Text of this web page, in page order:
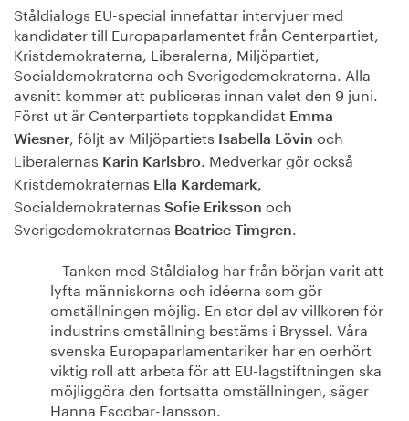
Ståldialogs EU-special innefattar intervjuer med
kandidater till Europaparlamentet från Centerpartiet,
Kristdemokraterna, Liberalerna, Miljöpartiet,
Socialdemokraterna och Sverigedemokraterna. Alla
avsnitt kommer att publiceras innan valet den 9 juni.
Först ut är Centerpartiets toppkandidat Emma
Wiesner, följt av Miljöpartiets Isabella Lövin och
Liberalernas Karin Karlsbro. Medverkar gör också
Kristdemokraternas Ella Kardemark,
Socialdemokraternas Sofie Eriksson och
Sverigedemokraternas Beatrice Timgren.
– Tanken med Ståldialog har från början varit att
lyfta människorna och idéerna som gör
omställningen möjlig. En stor del av villkoren för
industrins omställning bestäms i Bryssel. Våra
svenska Europaparlamentariker har en oerhört
viktig roll att arbeta för att EU-lagstiftningen ska
möjliggöra den fortsatta omställningen, säger
Hanna Escobar-Jansson.